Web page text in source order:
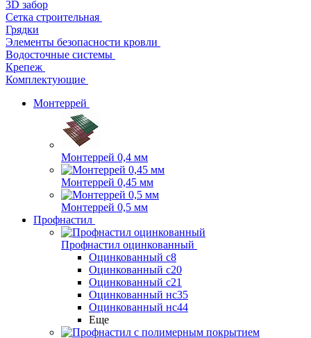
3D забор
Сетка строительная
Грядки
Элементы безопасности кровли
Водосточные системы
Крепеж
Комплектующие
Монтеррей
Монтеррей 0,4 мм
Монтеррей 0,45 мм
Монтеррей 0,5 мм
Профнастил
Профнастил оцинкованный
Оцинкованный с8
Оцинкованный с20
Оцинкованный с21
Оцинкованный нс35
Оцинкованный нс44
Еще